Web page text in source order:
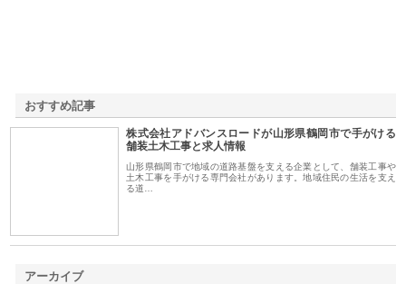
おすすめ記事
株式会社アドバンスロードが山形県鶴岡市で手がける
舗装土木工事と求人情報
山形県鶴岡市で地域の道路基盤を支える企業として、舗装工事や
土木工事を手がける専門会社があります。地域住民の生活を支え
る道…
アーカイブ